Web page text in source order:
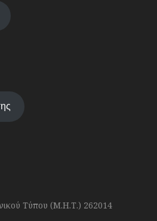
Τύπου (Μ.Η.Τ.) 262014